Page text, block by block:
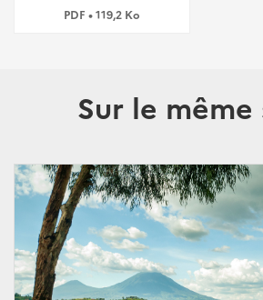
PDF • 119,2 Ko
Sur le